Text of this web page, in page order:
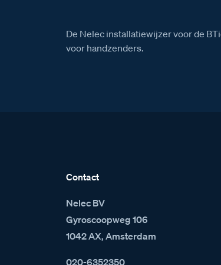
De Nelec installatiewijzer voor de
voor handzenders.
Contact
Nelec BV
Gyroscoopweg 106
1042 AX, Amsterdam
020-6352350